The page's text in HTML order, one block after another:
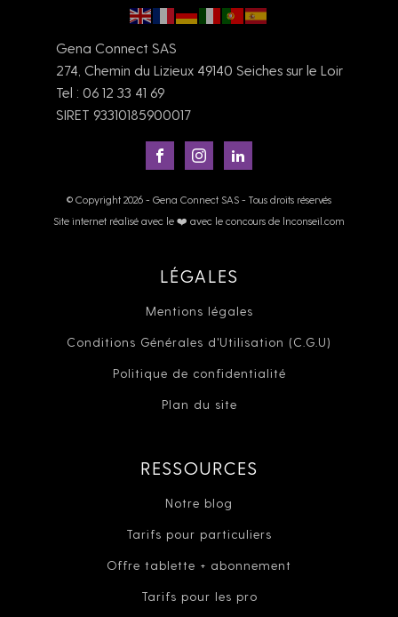
Gena Connect SAS
274, Chemin du Lizieux 49140 Seiches sur le Loir
Tel : 06 12 33 41 69
SIRET 93310185900017
© Copyright 2026 - Gena Connect SAS - Tous droits réservés
Site internet réalisé avec le ❤️ avec le concours de lnconseil.com
LÉGALES
Mentions légales
Conditions Générales d'Utilisation (C.G.U)
Politique de confidentialité
Plan du site
RESSOURCES
Notre blog
Tarifs pour particuliers
Offre tablette + abonnement
Tarifs pour les pro